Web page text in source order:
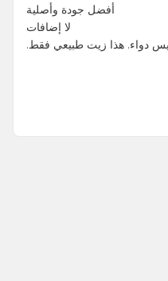
أفضل جودة وأصلية
لا إضافات
دواء. هذا زيت طبيعي فقط.